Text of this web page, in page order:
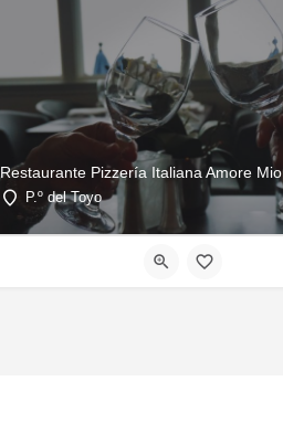
Restaurante Pizzería Italiana Amore Mio
P.º del Toyo